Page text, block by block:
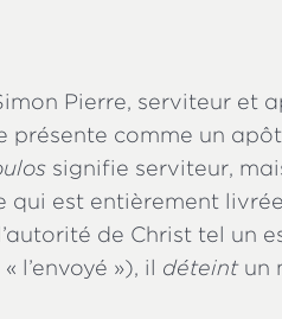
Pierre, serviteur et
présente comme un
signifie serviteur,
qui est entièrement
de Christ tel un
« l’envoyé »), il déteintun